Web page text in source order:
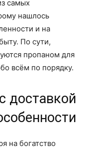
самых
нашлось
и на
По сути,
пропаном для
всём по порядку.
доставкой
на богатство